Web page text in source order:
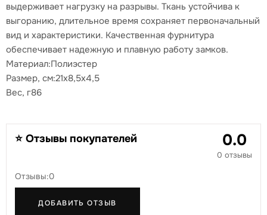
выдерживает нагрузку на разрывы. Ткань устойчива к
выгоранию, длительное время сохраняет первоначальный
вид и характеристики. Качественная фурнитура
обеспечивает надежную и плавную работу замков.
Материал:Полиэстер
Размер, см:21x8,5x4,5
Вес, г86
⭐ Отзывы покупателей 0.0
0 отзывы
Отзывы:0
ДОБАВИТЬ ОТЗЫВ